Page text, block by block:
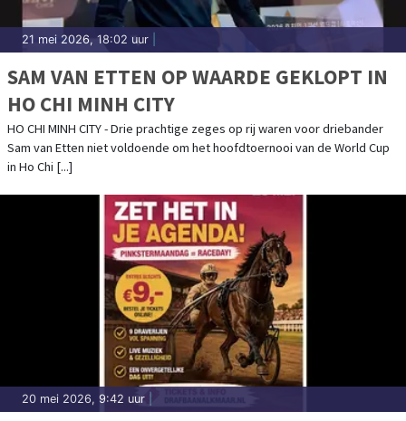
21 mei 2026, 18:02 uur
SAM VAN ETTEN OP WAARDE GEKLOPT IN
HO CHI MINH CITY
HO CHI MINH CITY - Drie prachtige zeges op rij waren voor driebander
Sam van Etten niet voldoende om het hoofdtoernooi van de World Cup
in Ho Chi [...]
20 mei 2026, 9:42 uur